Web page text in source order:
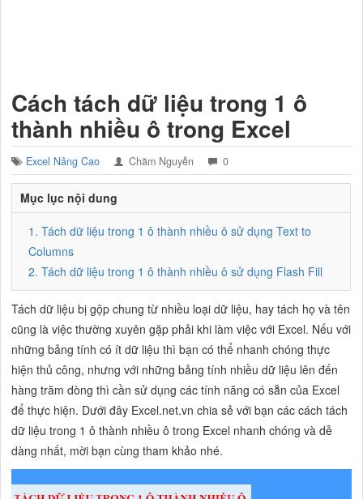
Cách tách dữ liệu trong 1 ô
thành nhiều ô trong Excel
Excel Nâng Cao Chăm Nguyễn 0
Mục lục nội dung
1. Tách dữ liệu trong 1 ô thành nhiều ô sử dụng Text to
Columns
2. Tách dữ liệu trong 1 ô thành nhiều ô sử dụng Flash Fill
Tách dữ liệu bị gộp chung từ nhiều loại dữ liệu, hay tách họ và tên
cũng là việc thường xuyên gặp phải khi làm việc với Excel. Nếu với
những bảng tính có ít dữ liệu thì bạn có thể nhanh chóng thực
hiện thủ công, nhưng với những bảng tính nhiều dữ liệu lên đến
hàng trăm dòng thì cần sử dụng các tính năng có sẵn của Excel
để thực hiện. Dưới đây Excel.net.vn chia sẻ với bạn các cách tách
dữ liệu trong 1 ô thành nhiều ô trong Excel nhanh chóng và dễ
dàng nhất, mời bạn cùng tham khảo nhé.